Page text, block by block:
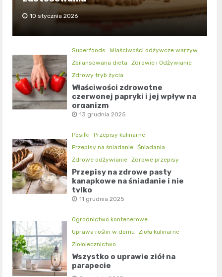
10 stycznia 2026
Superfoods
Właściwości odżywcze warzyw
Zbilansowana dieta
Zdrowie i Odżywianie
Zdrowy tryb życia
Właściwości zdrowotne
czerwonej papryki i jej wpływ na
organizm
13 grudnia 2025
Posiłki
Przepisy kulinarne
Przepisy na śniadanie Śniadania
Zdrowe odżywianie Zdrowe przepisy
Przepisy na zdrowe pasty
kanapkowe na śniadanie i nie
tylko
11 grudnia 2025
Ogrodnictwo kontenerowe
Uprawa roślin w domu
Zioła kulinarne
Ziołolecznictwo
Wszystko o uprawie ziół na
parapecie